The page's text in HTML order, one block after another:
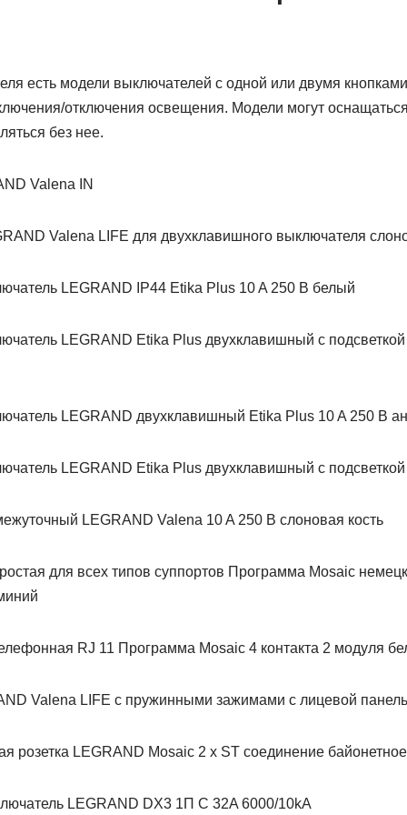
есть модели выключателей с одной или двумя
отключения освещения. Модели могут
без нее.